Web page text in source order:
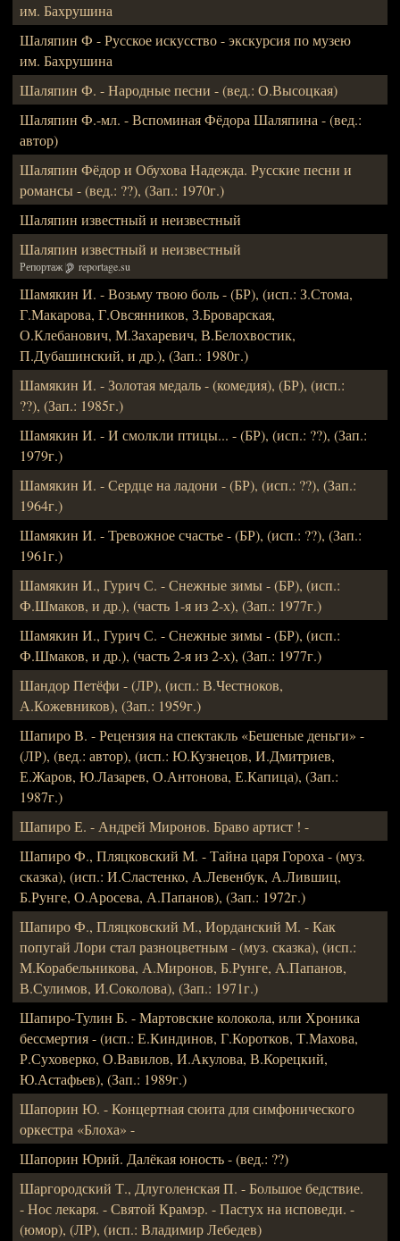
им. Бахрушина
Шаляпин Ф - Русское искусство - экскурсия по музею
им. Бахрушина
Шаляпин Ф. - Народные песни - (вед.: О.Высоцкая)
Шаляпин Ф.-мл. - Вспоминая Фёдора Шаляпина - (вед.:
автор)
Шаляпин Фёдор и Обухова Надежда. Русские песни и
романсы - (вед.: ??), (Зап.: 1970г.)
Шаляпин известный и неизвестный
Шаляпин известный и неизвестный
Репортаж reportage.su
Шамякин И. - Возьму твою боль - (БР), (исп.: З.Стома,
Г.Макарова, Г.Овсянников, З.Броварская,
О.Клебанович, М.Захаревич, В.Белохвостик,
П.Дубашинский, и др.), (Зап.: 1980г.)
Шамякин И. - Золотая медаль - (комедия), (БР), (исп.:
??), (Зап.: 1985г.)
Шамякин И. - И смолкли птицы... - (БР), (исп.: ??), (Зап.:
1979г.)
Шамякин И. - Сердце на ладони - (БР), (исп.: ??), (Зап.:
1964г.)
Шамякин И. - Тревожное счастье - (БР), (исп.: ??), (Зап.:
1961г.)
Шамякин И., Гурич С. - Снежные зимы - (БР), (исп.:
Ф.Шмаков, и др.), (часть 1-я из 2-х), (Зап.: 1977г.)
Шамякин И., Гурич С. - Снежные зимы - (БР), (исп.:
Ф.Шмаков, и др.), (часть 2-я из 2-х), (Зап.: 1977г.)
Шандор Петёфи - (ЛР), (исп.: В.Честноков,
А.Кожевников), (Зап.: 1959г.)
Шапиро В. - Рецензия на спектакль «Бешеные деньги» -
(ЛР), (вед.: автор), (исп.: Ю.Кузнецов, И.Дмитриев,
Е.Жаров, Ю.Лазарев, О.Антонова, Е.Капица), (Зап.:
1987г.)
Шапиро Е. - Андрей Миронов. Браво артист ! -
Шапиро Ф., Пляцковский М. - Тайна царя Гороха - (муз.
сказка), (исп.: И.Сластенко, А.Левенбук, А.Лившиц,
Б.Рунге, О.Аросева, А.Папанов), (Зап.: 1972г.)
Шапиро Ф., Пляцковский М., Иорданский М. - Как
попугай Лори стал разноцветным - (муз. сказка), (исп.:
М.Корабельникова, А.Миронов, Б.Рунге, А.Папанов,
В.Сулимов, И.Соколова), (Зап.: 1971г.)
Шапиро-Тулин Б. - Мартовские колокола, или Хроника
бессмертия - (исп.: Е.Киндинов, Г.Коротков, Т.Махова,
Р.Суховерко, О.Вавилов, И.Акулова, В.Корецкий,
Ю.Астафьев), (Зап.: 1989г.)
Шапорин Ю. - Концертная сюита для симфонического
оркестра «Блоха» -
Шапорин Юрий. Далёкая юность - (вед.: ??)
Шаргородский Т., Длуголенская П. - Большое бедствие.
- Нос лекаря. - Святой Крамэр. - Пастух на исповеди. -
(юмор), (ЛР), (исп.: Владимир Лебедев)